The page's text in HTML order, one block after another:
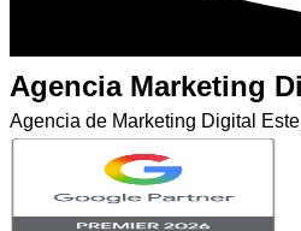
Agencia Marketing
Agencia de Marketing Digital